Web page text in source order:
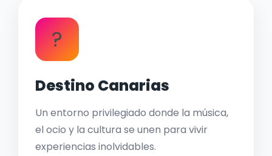
?
Destino Canarias
Un entorno privilegiado donde la música,
el ocio y la cultura se unen para vivir
experiencias inolvidables.